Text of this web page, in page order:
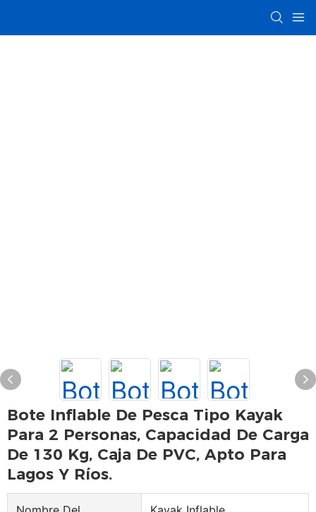
Bote Inflable De Pesca Tipo Kayak
Para 2 Personas, Capacidad De Carga
De 130 Kg, Caja De PVC, Apto Para
Lagos Y Ríos.